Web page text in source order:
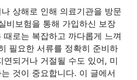
상해로 인해 의료기관을 방문
비보험을 통해 가입하신 보장
때로는 복잡하고 까다롭게 느껴
필요한 서류를 정확히 준비하
연되거나 거절될 수도 있어, 미
것이 중요합니다. 이 글에서